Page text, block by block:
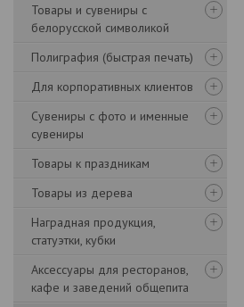
Товары и сувениры с
белорусской символикой
Полиграфия (быстрая печать)
Для корпоративных клиентов
Сувениры с фото и именные
сувениры
Товары к праздникам
Товары из дерева
Наградная продукция,
статуэтки, кубки
Аксессуары для ресторанов,
кафе и заведений общепита